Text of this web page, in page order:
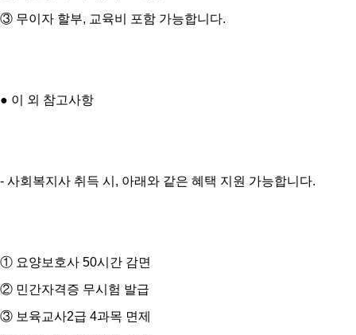
③ 무이자 할부, 교육비 포함 가능합니다.
● 이 외 참고사항
- 사회복지사 취득 시, 아래와 같은 혜택 지원 가능합니다.
① 요양보호사 50시간 감면
② 민간자격증 무시험 발급
③ 보육교사2급 4과목 면제